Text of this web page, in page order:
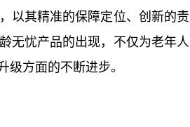
以其精准的保障定位、创新的责
无忧产品的出现，不仅为老年人
方面的不断进步。